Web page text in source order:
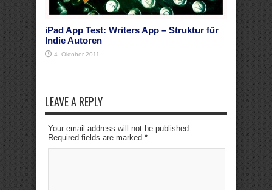
iPad App Test: Writers App – Struktur für
Indie Autoren
4. Oktober 2011
LEAVE A REPLY
Your email address will not be published.
Required fields are marked *